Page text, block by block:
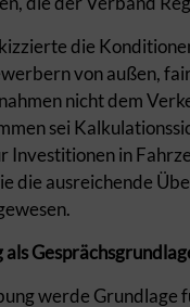
die
von außen,
nicht dem
sei
Investitionen in
die ausreichende
werde Grundlage